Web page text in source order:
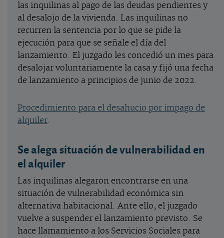
las inquilinas al pago de las deudas pendientes y
al desalojo de la vivienda. Las inquilinas no
recurren la sentencia por lo que se pide la
ejecución para que se señale el día del
lanzamiento. El juzgado les concedió un mes para
desalojar voluntariamente la casa y fijó una fecha
de lanzamiento a principios de junio de 2022.
Procedimiento para el desahucio por impago de
alquiler.
Se alega situación de vulnerabilidad en
el alquiler
Las inquilinas alegaron encontrarse en una
situación de vulnerabilidad económica sin
alternativa habitacional. Ante ello, el juzgado
vuelve a suspender el lanzamiento previsto. Se
hace llamamiento a los Servicios Sociales para